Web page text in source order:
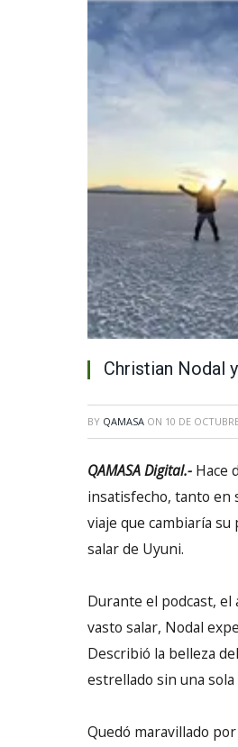
Christian Nodal
BY QAMASA ON 10 DE
QAMASA Digital.- Hace
insatisfecho, tanto en
viaje que cambiaría
salar de Uyuni.
Durante el podcast,
vasto salar, Nodal
Describió la belleza
estrellado sin una sola
Quedó maravillado